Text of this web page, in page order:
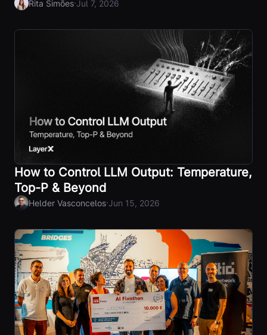
Rita Simões·Jul 7, 2026
How to Control LLM Output: Temperature,
Top-P & Beyond
Helder Vasconcelos·Jun 15, 2026